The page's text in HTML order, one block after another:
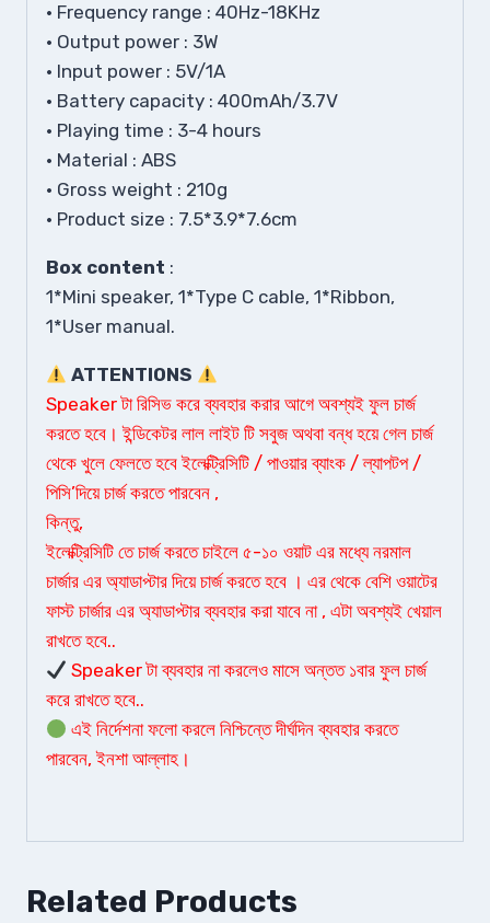
• Frequency range : 40Hz-18KHz
• Output power : 3W
• Input power : 5V/1A
• Battery capacity : 400mAh/3.7V
• Playing time : 3-4 hours
• Material : ABS
• Gross weight : 210g
• Product size : 7.5*3.9*7.6cm
Box content :
1*Mini speaker, 1*Type C cable, 1*Ribbon,
1*User manual.
ATTENTIONS
Speaker টা রিসিভ করে ব্যবহার করার আগে অবশ্যই ফুল চার্জ
করতে হবে। ইন্ডিকেটর লাল লাইট টি সবুজ অথবা বন্ধ হয়ে গেল চার্জ
থেকে খুলে ফেলতে হবে ইলেক্ট্রিসিটি / পাওয়ার ব্যাংক / ল্যাপটপ /
পিসি’দিয়ে চার্জ করতে পারবেন ,
কিন্তু,
ইলেক্ট্রিসিটি তে চার্জ করতে চাইলে ৫-১০ ওয়াট এর মধ্যে নরমাল
চার্জার এর অ্যাডাপ্টার দিয়ে চার্জ করতে হবে । এর থেকে বেশি ওয়াটের
ফাস্ট চার্জার এর অ্যাডাপ্টার ব্যবহার করা যাবে না , এটা অবশ্যই খেয়াল
রাখতে হবে..
Speaker টা ব্যবহার না করলেও মাসে অন্তত ১বার ফুল চার্জ
করে রাখতে হবে..
এই নির্দেশনা ফলো করলে নিশ্চিন্তে দীর্ঘদিন ব্যবহার করতে
পারবেন, ইনশা আল্লাহ।
Related Products